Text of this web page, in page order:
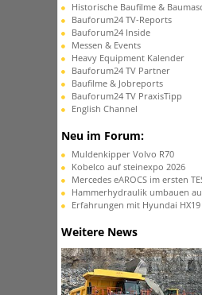
Historische Baufilme &
Bauforum24 TV-Reports
Bauforum24 Inside
Messen & Events
Heavy Equipment Kalender
Bauforum24 TV Partner
Baufilme & Jobreports
Bauforum24 TV PraxisTipp
English Channel
Neu im Forum:
Muldenkipper Volvo R70
Kobelco auf steinexpo 2026
Mercedes eAROCS im ersten
Hammerhydraulik umbauen auf
Erfahrungen mit Hyundai HX19
Weitere News